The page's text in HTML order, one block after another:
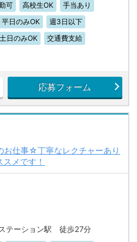
可 高校生OK
手当あり
平日のみOK
週3日以下
土日のみOK
交通費支給
応募フォーム
仕事☆丁寧なレクチャーあり
メです！
テーション駅 徒歩27分